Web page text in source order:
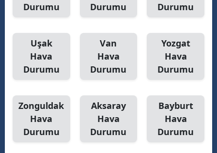
Durumu
Durumu
Durumu
Uşak
Hava
Durumu
Van
Hava
Durumu
Yozgat
Hava
Durumu
Zonguldak
Hava
Durumu
Aksaray
Hava
Durumu
Bayburt
Hava
Durumu